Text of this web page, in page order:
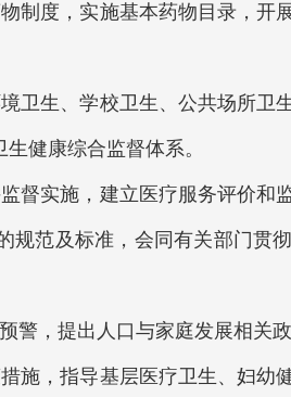
度，实施基本药物目录，开
生、学校卫生、公共场所卫
健康综合监督体系。
实施，建立医疗服务评价和
规范及标准，会同有关部门贯
，提出人口与家庭发展相关政
，指导基层医疗卫生、妇幼